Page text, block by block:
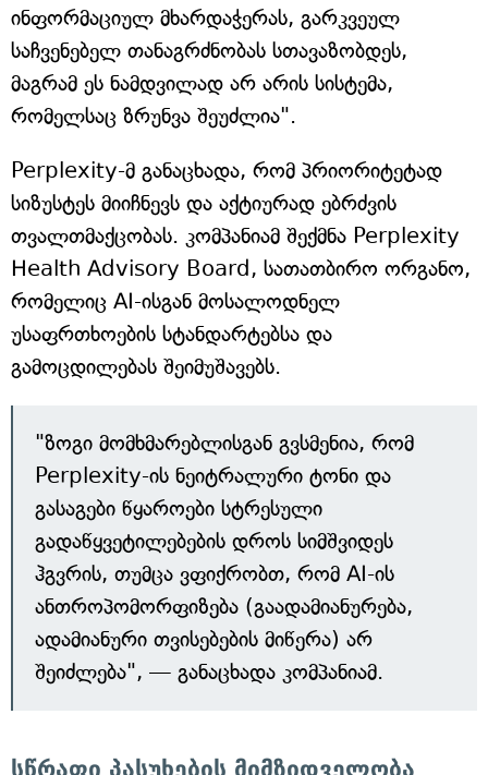
ინფორმაციულ მხარდაჭერას, გარკვეულ
საჩვენებელ თანაგრძნობას სთავაზობდეს,
მაგრამ ეს ნამდვილად არ არის სისტემა,
რომელსაც ზრუნვა შეუძლია".
Perplexity-მ განაცხადა, რომ პრიორიტეტად
სიზუსტეს მიიჩნევს და აქტიურად ებრძვის
თვალთმაქცობას. კომპანიამ შექმნა Perplexity
Health Advisory Board, სათათბირო ორგანო,
რომელიც AI-ისგან მოსალოდნელ
უსაფრთხოების სტანდარტებსა და
გამოცდილებას შეიმუშავებს.
"ზოგი მომხმარებლისგან გვსმენია, რომ
Perplexity-ის ნეიტრალური ტონი და
გასაგები წყაროები სტრესული
გადაწყვეტილებების დროს სიმშვიდეს
ჰგვრის, თუმცა ვფიქრობთ, რომ AI-ის
ანთროპომორფიზება (გაადამიანურება,
ადამიანური თვისებების მიწერა) არ
შეიძლება", — განაცხადა კომპანიამ.